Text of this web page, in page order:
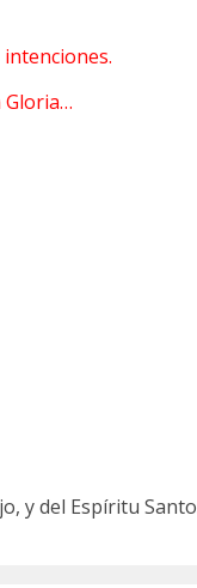
Gloria…
y del Espíritu